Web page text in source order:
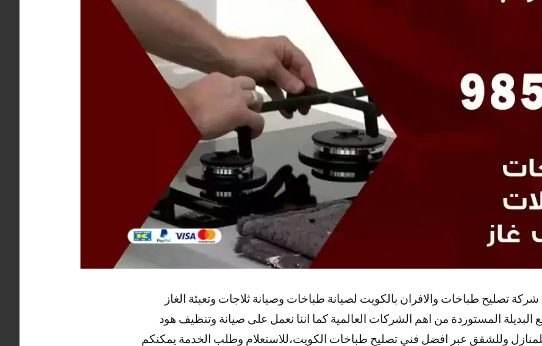
تصليح طباخات والافران بالكويت لصيانة طباخات وصيانة ثلاجات وتعبئة الغاز
المستوردة من اهم الشركات العالمية كما اننا نعمل على صيانة وتنظيف هود
وللشقق عبر افضل فني تصليح طباخات الكويت،للاستعلام وطلب الخدمة يمكنكم